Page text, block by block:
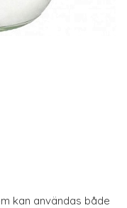
kan användas både